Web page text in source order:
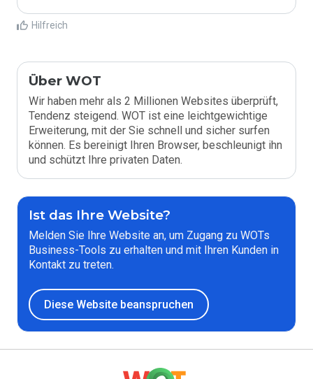
Hilfreich
Über WOT
Wir haben mehr als 2 Millionen Websites überprüft,
Tendenz steigend. WOT ist eine leichtgewichtige
Erweiterung, mit der Sie schnell und sicher surfen
können. Es bereinigt Ihren Browser, beschleunigt ihn
und schützt Ihre privaten Daten.
Ist das Ihre Website?
Melden Sie Ihre Website an, um Zugang zu WOTs
Business-Tools zu erhalten und mit Ihren Kunden in
Kontakt zu treten.
Diese Website beanspruchen